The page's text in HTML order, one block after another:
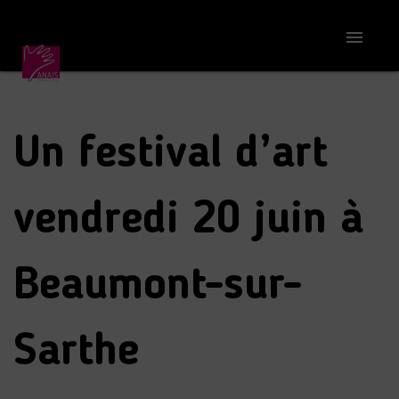

Un festival d’art vendredi 20 juin à Beaumont-sur-Sarthe
Un festival d’art
vendredi 20 juin à
Beaumont-sur-
Sarthe